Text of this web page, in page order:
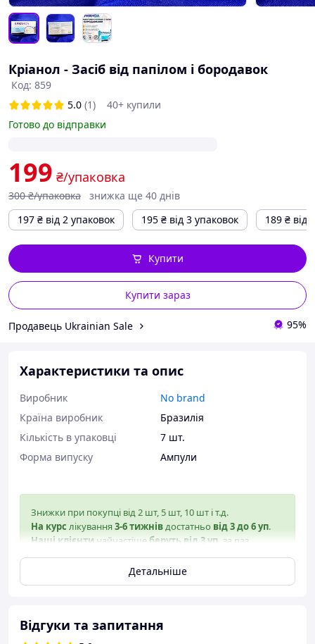
Кріанол - Засіб від папілом і бородавок
Код: 859
5.0 (1)
40+ купили
Готово до відправки
199 ₴/упаковка
300 ₴/упаковка
знижка ще 40 днів
197 ₴ від 2 упаковок 195 ₴ від 3 упаковок 189 ₴ від
Купити зараз
Купити
Продавець Ukrainian Sale 95%
Характеристики та опис
Виробник
No brand
Країна виробник
Бразилія
Кількість в упаковці
7 шт.
Форма випуску
Ампули
Знижки при покупці від 2 шт, 5 шт, 10 шт і т.д.
На курс лікування3-6 тижнівдостатньо від3 до 6 уп.
Наші клієнти найчастіше беруть від 3 уп. за раз.
Обережно!На сайті вказано офіційну ціну! Ціна на
Детальніше
Відгуки та запитання